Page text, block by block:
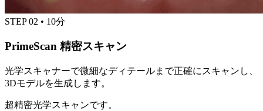
STEP02 • 10分
PrimeScan 精密スキャン
光学スキャナーで微細なディテールまで正確にスキャンし、
3Dモデルを生成します。
超精密光学スキャンです。